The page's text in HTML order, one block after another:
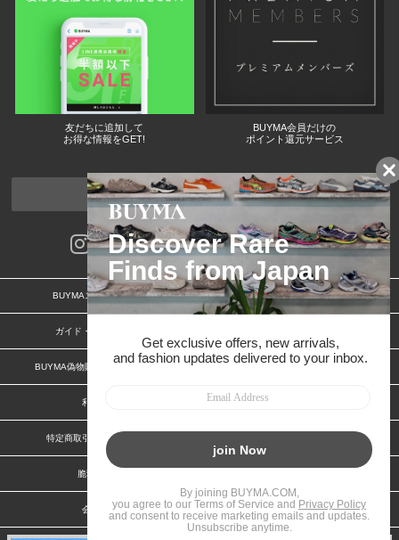
友だちに追加して
お得な情報をGET!
BUYMA会員だけの
ポイント還元サービス
ページトップへ
BUYMAスタートガイド 安心への取り組み
ガイド・お問い合わせ
BUYMA偽物販売防止の取り組み BUYMA CARD
利用規約
特定商取引法に関する表記
脆弱性報告
会社案内 スタッフ募集